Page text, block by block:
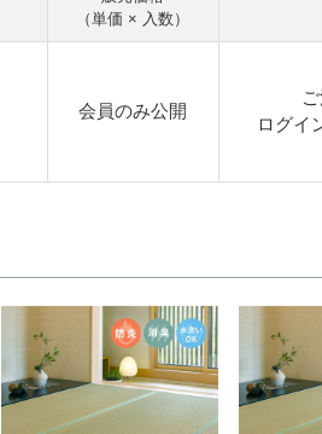
（単価 × 入数）
会員のみ公開
ログイ